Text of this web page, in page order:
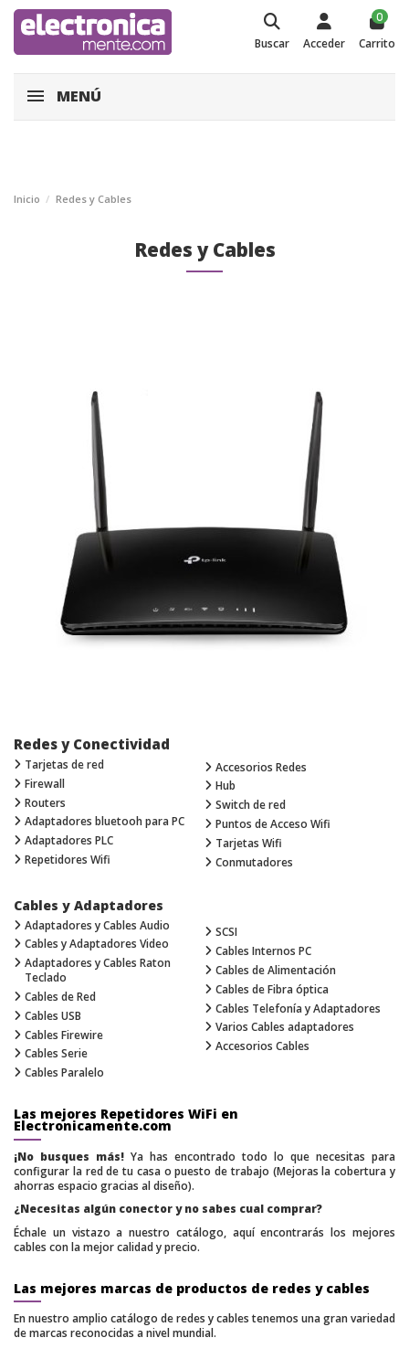
Buscar Acceder
0
Carrito
MENÚ
Inicio Redes y Cables
Redes y Cables
Redes y Conectividad
Tarjetas de red
Firewall
Routers
Adaptadores bluetooh para PC
Adaptadores PLC
Repetidores Wifi
Accesorios Redes
Hub
Switch de red
Puntos de Acceso Wifi
Tarjetas Wifi
Conmutadores
Cables y Adaptadores
Adaptadores y Cables Audio
Cables y Adaptadores Video
Adaptadores y Cables Raton
Teclado
Cables de Red
Cables USB
Cables Firewire
Cables Serie
Cables Paralelo
SCSI
Cables Internos PC
Cables de Alimentación
Cables de Fibra óptica
Cables Telefonía y Adaptadores
Varios Cables adaptadores
Accesorios Cables
Las mejores Repetidores WiFi en
Electronicamente.com
¡No busques más! Ya has encontrado todo lo que necesitas para
configurar la red de tu casa o puesto de trabajo (Mejoras la cobertura y
ahorras espacio gracias al diseño).
¿Necesitas algún conector y no sabes cual comprar?
Échale un vistazo a nuestro catálogo, aquí encontrarás los mejores
cables con la mejor calidad y precio.
Las mejores marcas de productos de redes y cables
En nuestro amplio catálogo de redes y cables tenemos una gran variedad
de marcas reconocidas a nivel mundial.